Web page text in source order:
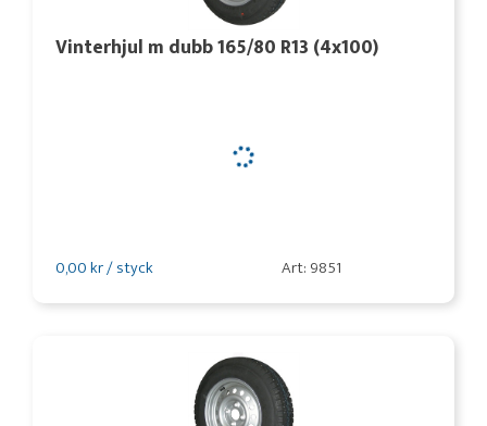
Vinterhjul m dubb 165/80 R13 (4x100)
0,00 kr / styck Art: 9851